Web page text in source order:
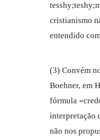
cristianismo
entendido
(3) Convém
Boehner, em
fórmula
interpretação
não nos